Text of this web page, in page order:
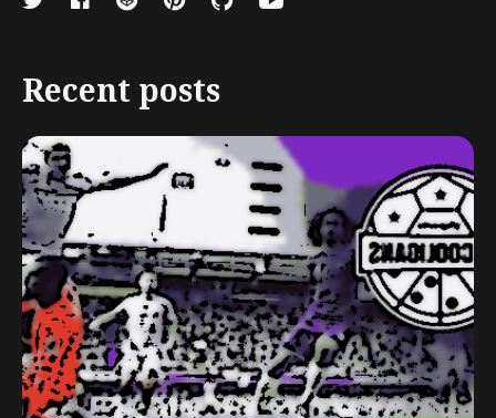
Recent posts